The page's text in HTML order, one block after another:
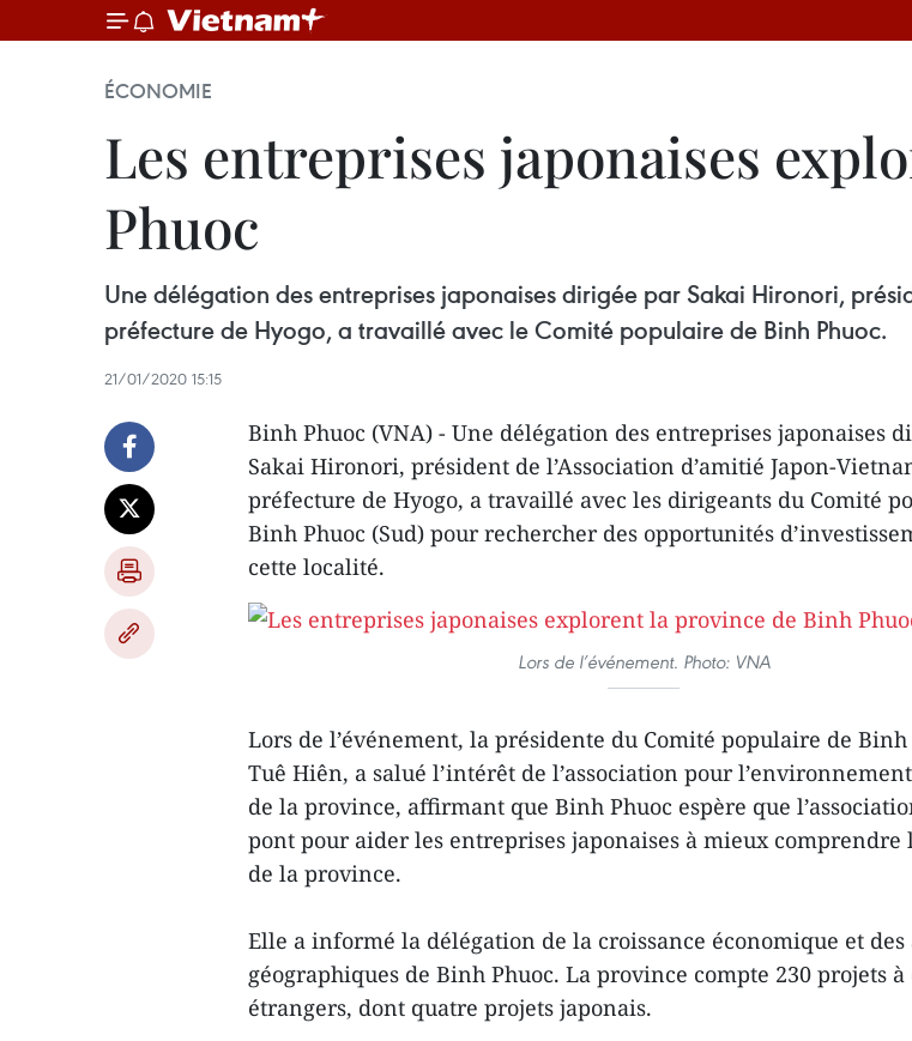
ÉCONOMIE
Les entreprises japonaises
Phuoc
Une délégation des entreprises japonaises dirigée par Sakai Hironori,
préfecture de Hyogo, a travaillé avec le Comité populaire de Binh Phuoc.
21/01/2020 15:15
Binh Phuoc (VNA) - Une délégation des entreprises japonaises
Sakai Hironori, président de l’Association d’amitié Japon-
préfecture de Hyogo, a travaillé avec les dirigeants du Comité
Binh Phuoc (Sud) pour rechercher des opportunités
cette localité.
Lors de l’événement. Photo: VNA
Lors de l’événement, la présidente du Comité populaire de Binh
Tuê Hiên, a salué l’intérêt de l’association pour
de la province, affirmant que Binh Phuoc espère que
pont pour aider les entreprises japonaises à mieux
de la province.
Elle a informé la délégation de la croissance économique et des
géographiques de Binh Phuoc. La province compte 230 projets
étrangers, dont quatre projets japonais.